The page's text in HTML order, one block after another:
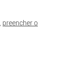
preencher o